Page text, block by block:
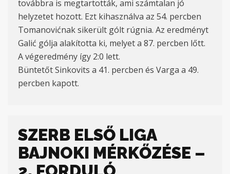
továbbra is megtartották, ami számtalan jó
helyzetet hozott. Ezt kihasználva az 54. percben
Tomanovićnak sikerült gólt rúgnia. Az eredményt
Galić gólja alakította ki, melyet a 87. percben lőtt.
A végeredmény így 2:0 lett.
Büntetőt Sinkovits a 41. percben és Varga a 49.
percben kapott.
SZERB ELSŐ LIGA
BAJNOKI MÉRKŐZÉSE –